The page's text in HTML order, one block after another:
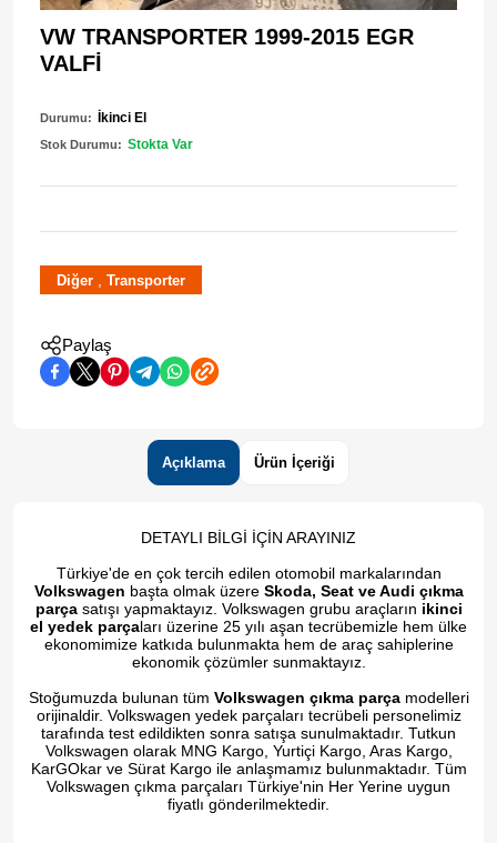
VW TRANSPORTER 1999-2015 EGR
VALFİ
Durumu: İkinci El
Stok Durumu: Stokta Var
Diğer Transporter
Paylaş
Açıklama Ürün İçeriği
DETAYLI BİLGİ İÇİN ARAYINIZ
Türkiye'de en çok tercih edilen otomobil markalarından
Volkswagen başta olmak üzere Skoda, Seat ve Audi çıkma
parçasatışı yapmaktayız. Volkswagen grubu araçların ikinci
el yedek parçaları üzerine 25 yılı aşan tecrübemizle hem ülke
ekonomimize katkıda bulunmakta hem de araç sahiplerine
ekonomik çözümler sunmaktayız.
Stoğumuzda bulunan tüm Volkswagen çıkma parçamodelleri
orijinaldir. Volkswagen yedek parçaları tecrübeli personelimiz
tarafında test edildikten sonra satışa sunulmaktadır. Tutkun
Volkswagen olarak MNG Kargo, Yurtiçi Kargo, Aras Kargo,
KarGOkar ve Sürat Kargo ile anlaşmamız bulunmaktadır. Tüm
Volkswagen çıkma parçaları Türkiye'nin Her Yerine uygun
fiyatlı gönderilmektedir.